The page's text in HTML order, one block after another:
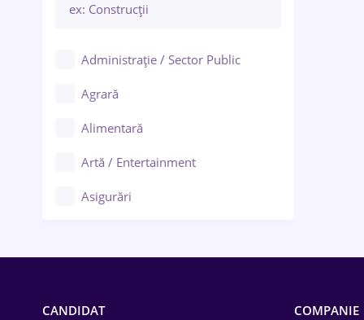
Administrație / Sector Public
Agrară
Alimentară
Artă / Entertainment
Asigurări
CANDIDAT COMPANIE